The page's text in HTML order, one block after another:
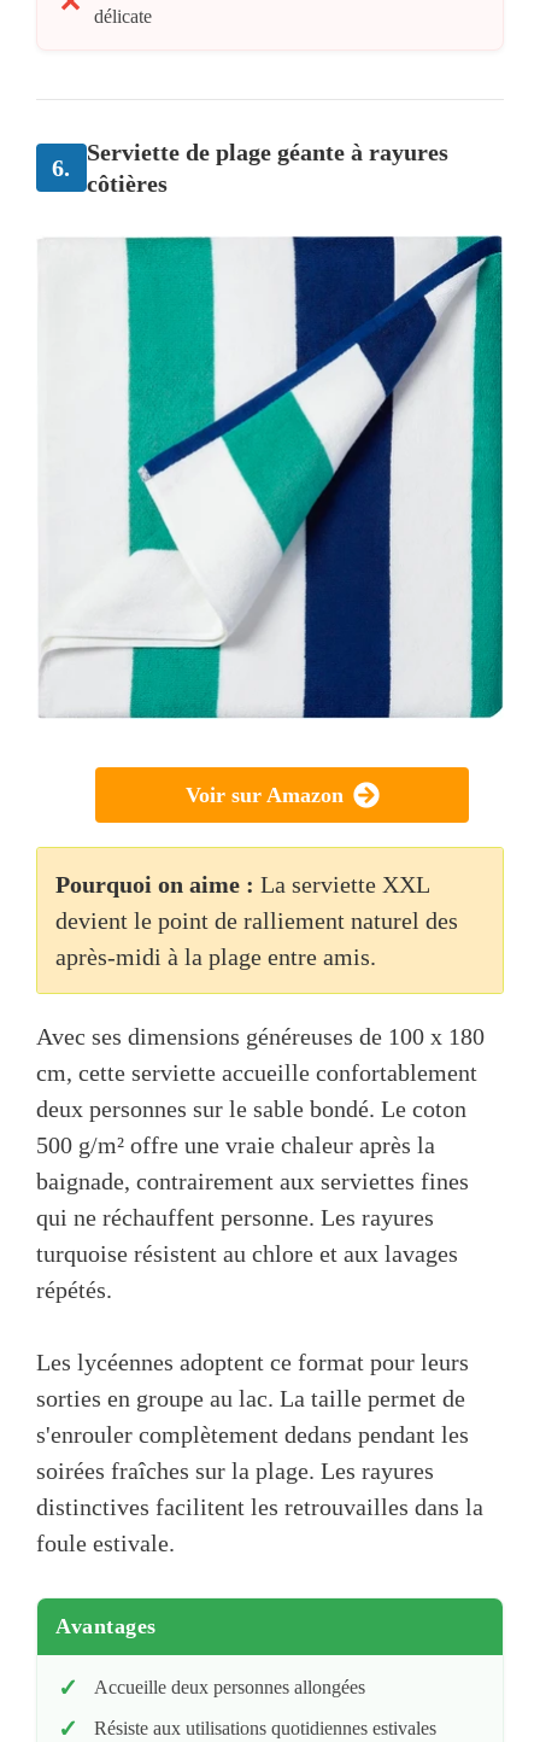
délicate
6.
Serviette de plage géante à rayures
côtières
Voir sur Amazon
Pourquoi on aime : La serviette XXL
devient le point de ralliement naturel des
après-midi à la plage entre amis.
Avec ses dimensions généreuses de 100 x 180
cm, cette serviette accueille confortablement
deux personnes sur le sable bondé. Le coton
500 g/m² offre une vraie chaleur après la
baignade, contrairement aux serviettes fines
qui ne réchauffent personne. Les rayures
turquoise résistent au chlore et aux lavages
répétés.
Les lycéennes adoptent ce format pour leurs
sorties en groupe au lac. La taille permet de
s'enrouler complètement dedans pendant les
soirées fraîches sur la plage. Les rayures
distinctives facilitent les retrouvailles dans la
foule estivale.
Avantages
Accueille deux personnes allongées
Résiste aux utilisations quotidiennes estivales